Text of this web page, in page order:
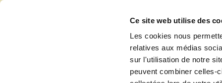
Ce site web utilise des
Les cookies nous
relatives aux médias
sur l'utilisation de notre
peuvent combiner celles-